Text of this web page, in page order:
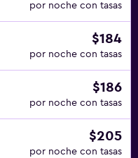
por noche con tasas
$184
por noche con tasas
$186
por noche con tasas
$205
por noche con tasas